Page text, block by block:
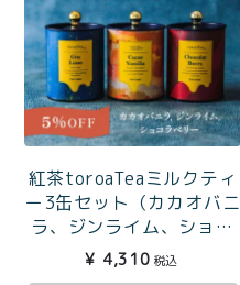
紅茶toroaTeaミルクティ
ー3缶セット（カカオバニ
ラ、ジンライム、ショコ
ラベリー）
¥ 4,310 税込